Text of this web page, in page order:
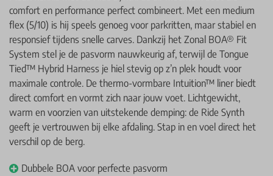
comfort en performance perfect combineert. Met een medium
flex (5/10) is hij speels genoeg voor parkritten, maar stabiel en
responsief tijdens snelle carves. Dankzij het Zonal BOA® Fit
System stel je de pasvorm nauwkeurig af, terwijl de Tongue
Tied™ Hybrid Harness je hiel stevig op z’n plek houdt voor
maximale controle. De thermo-vormbare Intuition™ liner biedt
direct comfort en vormt zich naar jouw voet. Lichtgewicht,
warm en voorzien van uitstekende demping: de Ride Synth
geeft je vertrouwen bij elke afdaling. Stap in en voel direct het
verschil op de berg.
Dubbele BOA voor perfecte pasvorm